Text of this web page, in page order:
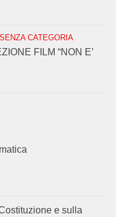
SENZA CATEGORIA
FILM “NON E’
e sulla